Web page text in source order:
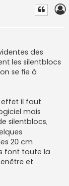
des
les silentblocs
se fie à
effet il faut
mais
silentblocs,
20 cm
font toute la
et